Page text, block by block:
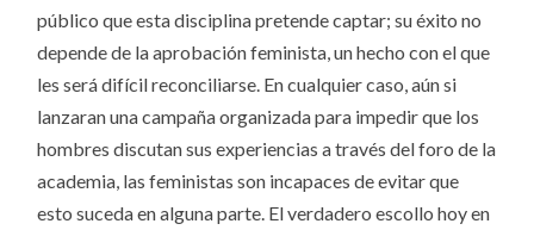
público que esta disciplina pretende captar; su éxito no
depende de la aprobación feminista, un hecho con el que
les será difícil reconciliarse. En cualquier caso, aún si
lanzaran una campaña organizada para impedir que los
hombres discutan sus experiencias a través del foro de la
academia, las feministas son incapaces de evitar que
esto suceda en alguna parte. El verdadero escollo hoy en